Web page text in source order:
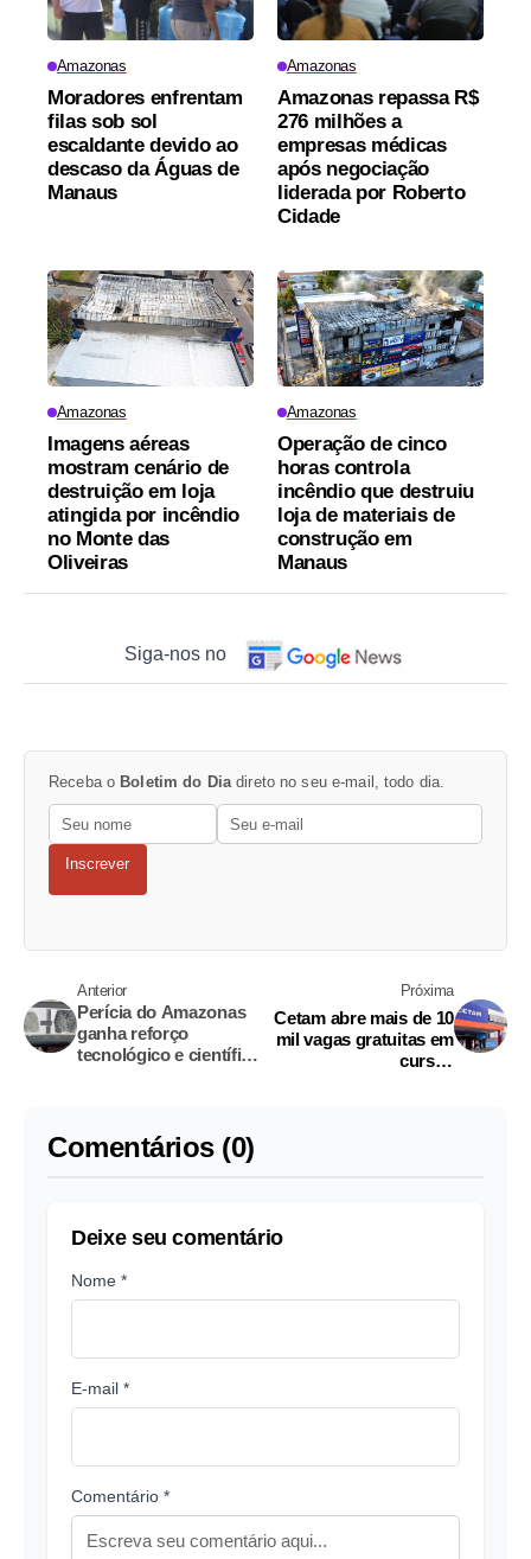
Amazonas
Moradores enfrentam
filas sob sol
escaldante devido ao
descaso da Águas de
Manaus
Amazonas
Amazonas repassa R$
276 milhões a
empresas médicas
após negociação
liderada por Roberto
Cidade
Amazonas
Imagens aéreas
mostram cenário de
destruição em loja
atingida por incêndio
no Monte das
Oliveiras
Amazonas
Operação de cinco
horas controla
incêndio que destruiu
loja de materiais de
construção em
Manaus
Siga-nos no
Receba o Boletim do Dia direto no seu e-mail, todo dia.
Inscrever
Anterior
Perícia do Amazonas
ganha reforço
tecnológico e científico
Próxima
Cetam abre mais de 10
mil vagas gratuitas em
cursos
Comentários (0)
Deixe seu comentário
Nome *
E-mail *
Comentário *